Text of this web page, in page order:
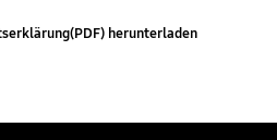
herunterladen